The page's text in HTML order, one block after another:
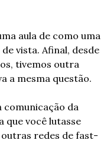
aula de como uma
vista. Afinal, desde
tivemos outra
a mesma questão.
comunicação da
que você lutasse
redes de fast-